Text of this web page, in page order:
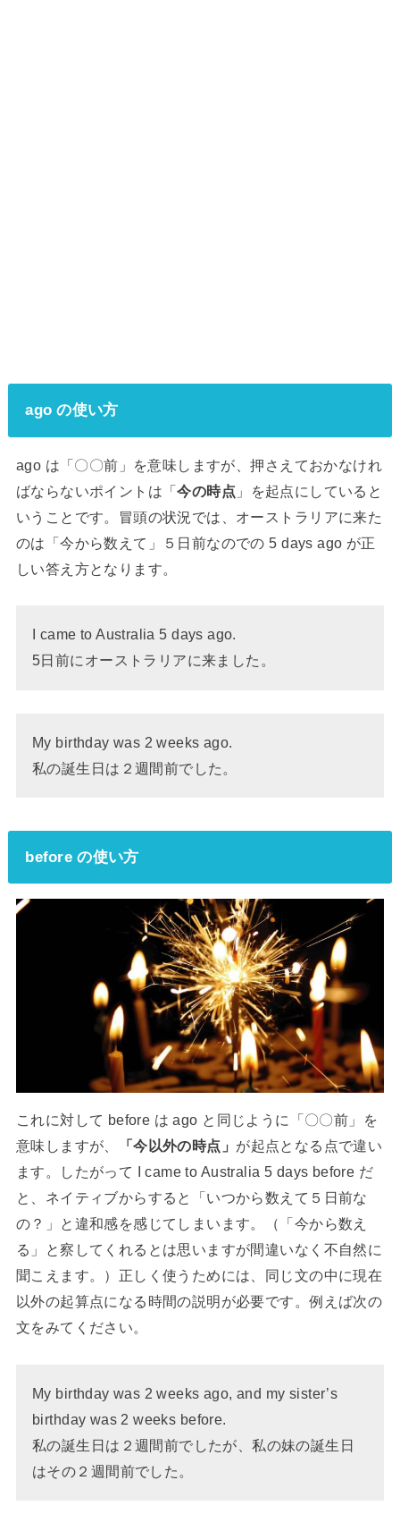
ago の使い方
ago は「〇〇前」を意味しますが、押さえておかなけれ
ばならないポイントは「今の時点 」を起点にしていると
いうことです。冒頭の状況では、オーストラリアに来た
のは「今から数えて」５日前なのでの 5 days ago が正
しい答え方となります。
I came to Australia 5 days ago.
5日前にオーストラリアに来ました。
My birthday was 2 weeks ago.
私の誕生日は２週間前でした。
before の使い方
これに対して before は ago と同じように「〇〇前」を
意味しますが、
「今以外の時点」 が起点となる点で違い
ます。したがって I came to Australia 5 days before だ
と、ネイティブからすると「いつから数えて５日前な
の？」と違和感を感じてしまいます。（「今から数え
る」と察してくれるとは思いますが間違いなく不自然に
聞こえます。）正しく使うためには、同じ文の中に現在
以外の起算点になる時間の説明が必要です。例えば次の
文をみてください。
My birthday was 2 weeks ago, and my sister’s
birthday was 2 weeks before.
私の誕生日は２週間前でしたが、私の妹の誕生日
はその２週間前でした。